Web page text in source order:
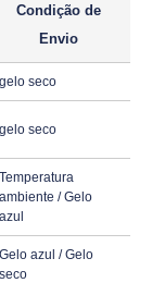
Condição de
Envio
gelo seco
gelo seco
Temperatura
ambiente / Gelo
azul
Gelo azul / Gelo
seco